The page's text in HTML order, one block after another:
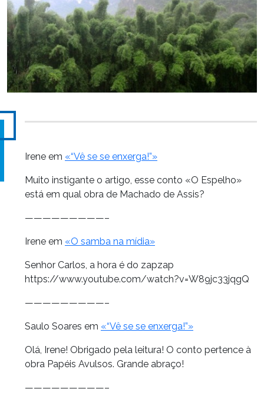
Irene em «“Vê se se enxerga!”»
Muito instigante o artigo, esse conto «O Espelho»
está em qual obra de Machado de Assis?
—————————–
Irene em «O samba na mídia»
Senhor Carlos, a hora é do zapzap
https://www.youtube.com/watch?v=W89jc33jqgQ
—————————–
Saulo Soares em «“Vê se se enxerga!”»
Olá, Irene! Obrigado pela leitura! O conto pertence à
obra Papéis Avulsos. Grande abraço!
—————————–